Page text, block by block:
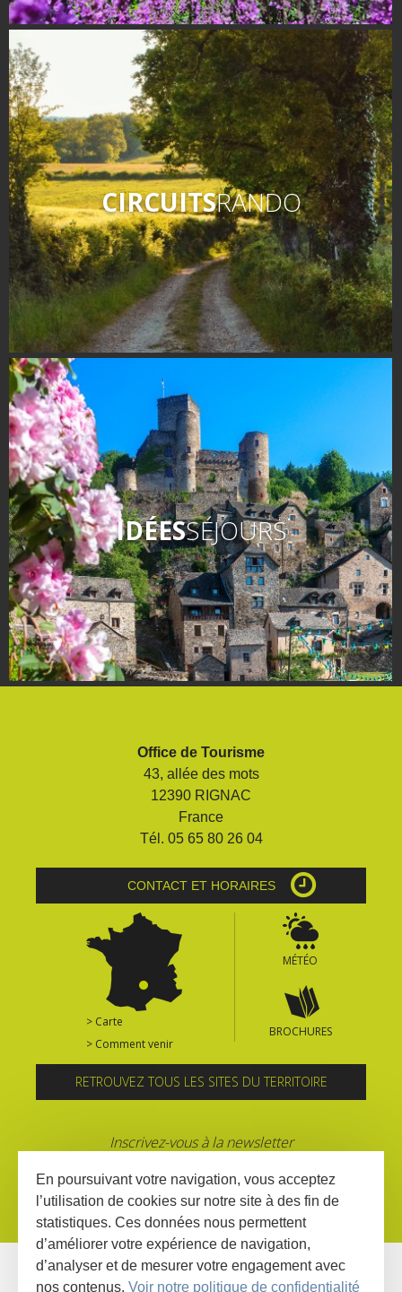
CIRCUITSRANDO
IDÉESSÉJOURS
Office de Tourisme
43, allée des mots
12390 RIGNAC
France
Tél. 05 65 80 26 04
CONTACT ET HORAIRES
> Carte
> Comment venir
MÉTÉO
BROCHURES
RETROUVEZ TOUS LES SITES DU TERRITOIRE
Inscrivez-vous à la newsletter
En poursuivant votre navigation, vous acceptez
l’utilisation de cookies sur notre site à des fin de
statistiques. Ces données nous permettent
d’améliorer votre expérience de navigation,
d’analyser et de mesurer votre engagement avec
nos contenus. Voir notre politique de confidentialité